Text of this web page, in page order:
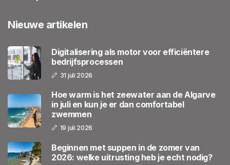
Nieuwe artikelen
Digitalisering als motor voor efficiëntere
bedrijfsprocessen
31 juli 2026
Hoe warm is het zeewater aan de Algarve
in juli en kun je er dan comfortabel
zwemmen
19 juli 2026
Beginnen met suppen in de zomer van
2026: welke uitrusting heb je echt nodig?